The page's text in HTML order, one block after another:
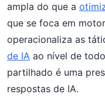
ampla do que a
que se foca em
operacionaliza as
de IA ao nível de
partilhado é uma
respostas de IA.